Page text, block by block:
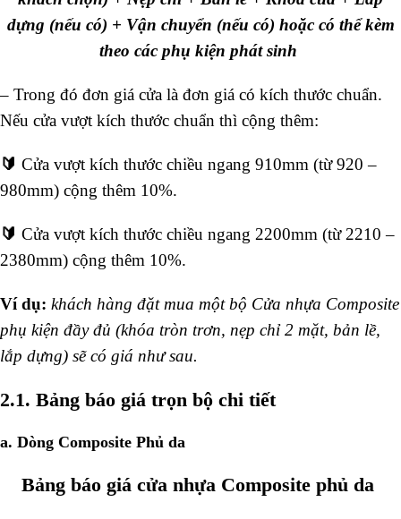
dựng (nếu có) + Vận chuyển (nếu có) hoặc có thể kèm
theo các phụ kiện phát sinh
– Trong đó đơn giá cửa là đơn giá có kích thước chuẩn.
Nếu cửa vượt kích thước chuẩn thì cộng thêm:
🔰 Cửa vượt kích thước chiều ngang 910mm (từ 920 –
980mm) cộng thêm 10%.
🔰 Cửa vượt kích thước chiều ngang 2200mm (từ 2210 –
2380mm) cộng thêm 10%.
Ví dụ: khách hàng đặt mua một bộ Cửa nhựa Composite
phụ kiện đầy đủ (khóa tròn trơn, nẹp chỉ 2 mặt, bản lề,
lắp dựng) sẽ có giá như sau.
2.1. Bảng báo giá trọn bộ chi tiết
a. Dòng Composite Phủ da
Bảng báo giá cửa nhựa Composite phủ da